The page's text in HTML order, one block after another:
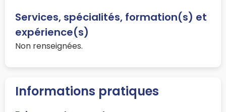
Services, spécialités, formation(s) et
expérience(s)
Non renseignées.
Informations pratiques